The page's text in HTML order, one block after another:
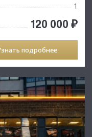
1
120 000 ₽
подробнее